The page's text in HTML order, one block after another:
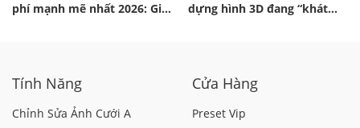
phí mạnh mẽ nhất 2026: Giải
dựng hình 3D đang “khát
Tính Năng
Chỉnh Sửa Ảnh Cưới A
Cửa Hàng
Preset Vip